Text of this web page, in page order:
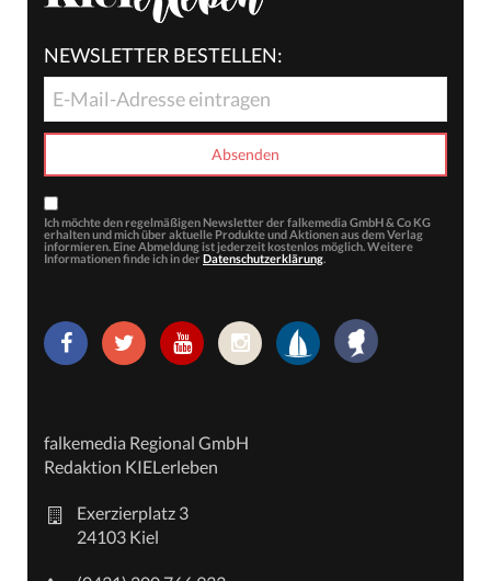
NEWSLETTER BESTELLEN:
Ich möchte den regelmäßigen Newsletter der falkemedia GmbH & Co KG
erhalten und mich über aktuelle Produkte und Aktionen aus dem Verlag
informieren. Eine Abmeldung ist jederzeit kostenlos möglich. Weitere
Informationen finde ich in der Datenschutzerklärung.
falkemedia Regional GmbH
Redaktion KIELerleben
Exerzierplatz 3
24103 Kiel